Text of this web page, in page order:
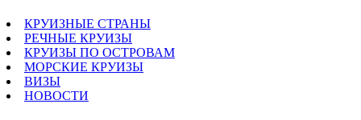
КРУИЗНЫЕ СТРАНЫ
РЕЧНЫЕ КРУИЗЫ
КРУИЗЫ ПО ОСТРОВАМ
МОРСКИЕ КРУИЗЫ
ВИЗЫ
НОВОСТИ